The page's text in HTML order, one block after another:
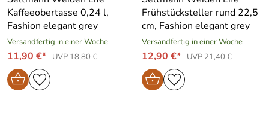
Kaffeeobertasse 0,24 l,
Fashion elegant grey
Versandfertig in einer Woche
11,90 €* UVP 18,80 €
Frühstücksteller rund 22,5
cm, Fashion elegant grey
Versandfertig in einer Woche
12,90 €* UVP 21,40 €